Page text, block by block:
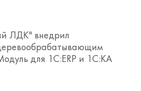
ЛДК" внедрил
для 1С:ERP и 1С:КА